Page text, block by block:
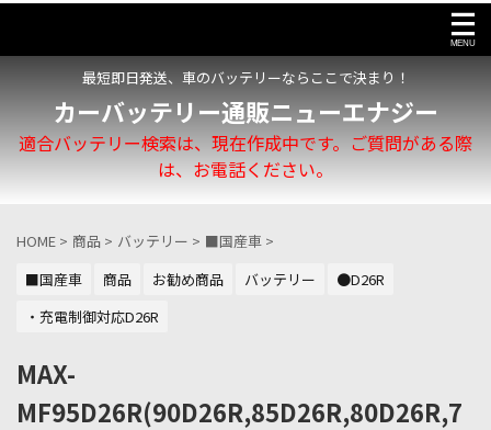
最短即日発送、車のバッテリーならここで決まり！
カーバッテリー通販ニューエナジー
適合バッテリー検索は、現在作成中です。ご質問がある際
は、お電話ください。
HOME > 商品 > バッテリー > ■国産車 >
■国産車
商品 お勧め商品 バッテリー
●D26R
・充電制御対応D26R
MAX-
MF95D26R(90D26R,85D26R,80D26R,7